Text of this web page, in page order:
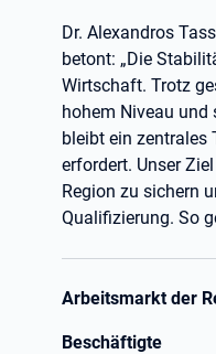
Dr. Alexandros
betont: „Die
Wirtschaft. Trotz
hohem Niveau
bleibt ein zentrales
erfordert. Unser
Region zu sichern
Qualifizierung. So
Arbeitsmarkt der
Beschäftigte